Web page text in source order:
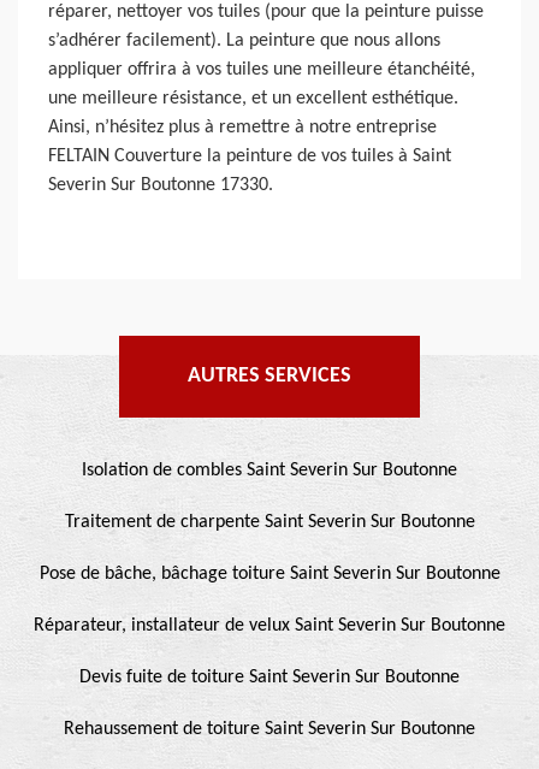
réparer, nettoyer vos tuiles (pour que la peinture puisse
s’adhérer facilement). La peinture que nous allons
appliquer offrira à vos tuiles une meilleure étanchéité,
une meilleure résistance, et un excellent esthétique.
Ainsi, n’hésitez plus à remettre à notre entreprise
FELTAIN Couverture la peinture de vos tuiles à Saint
Severin Sur Boutonne 17330.
AUTRES SERVICES
Isolation de combles Saint Severin Sur Boutonne
Traitement de charpente Saint Severin Sur Boutonne
Pose de bâche, bâchage toiture Saint Severin Sur Boutonne
Réparateur, installateur de velux Saint Severin Sur Boutonne
Devis fuite de toiture Saint Severin Sur Boutonne
Rehaussement de toiture Saint Severin Sur Boutonne